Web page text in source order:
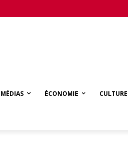
MÉDIAS ÉCONOMIE CULTURE